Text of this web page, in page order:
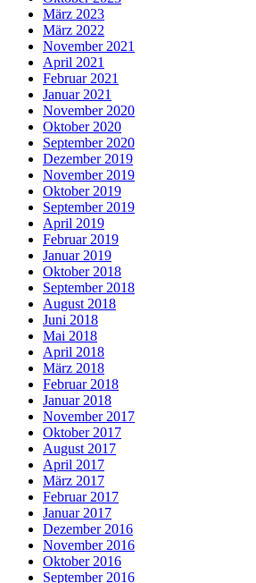
März 2023
März 2022
November 2021
April 2021
Februar 2021
Januar 2021
November 2020
Oktober 2020
September 2020
Dezember 2019
November 2019
Oktober 2019
September 2019
April 2019
Februar 2019
Januar 2019
Oktober 2018
September 2018
August 2018
Juni 2018
Mai 2018
April 2018
März 2018
Februar 2018
Januar 2018
November 2017
Oktober 2017
August 2017
April 2017
März 2017
Februar 2017
Januar 2017
Dezember 2016
November 2016
Oktober 2016
September 2016